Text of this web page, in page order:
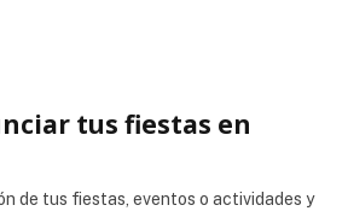
tus fiestas en
de tus fiestas, eventos o actividades y